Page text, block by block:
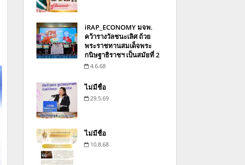
iRAP_ECONOMY มจพ.
คว้ารางวัลชนะเลิศ ถ้วย
พระราชทานสมเด็จพระ
กนิษฐาธิราชฯ เป็นสมัยที่ 2
4.6.68
ไม่มีชื่อ
29.5.69
ไม่มีชื่อ
10.8.68